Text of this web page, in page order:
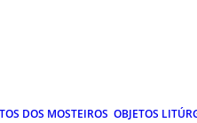
DOS MOSTEIROS OBJETOS